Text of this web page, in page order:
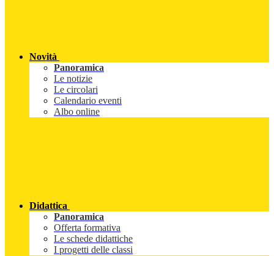
Novità
Panoramica
Le notizie
Le circolari
Calendario eventi
Albo online
Didattica
Panoramica
Offerta formativa
Le schede didattiche
I progetti delle classi